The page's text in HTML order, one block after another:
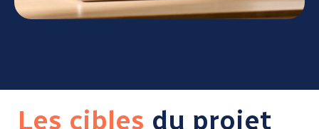
Les cibles du projet